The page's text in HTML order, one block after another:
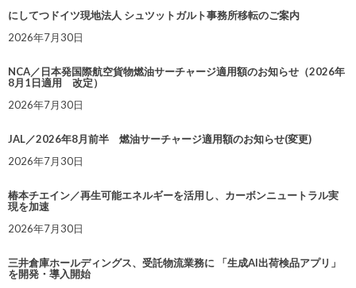
にしてつドイツ現地法人 シュツットガルト事務所移転のご案内
2026年7月30日
NCA／日本発国際航空貨物燃油サーチャージ適用額のお知らせ（2026年
8月1日適用 改定）
2026年7月30日
JAL／2026年8月前半 燃油サーチャージ適用額のお知らせ(変更)
2026年7月30日
椿本チエイン／再生可能エネルギーを活用し、カーボンニュートラル実
現を加速
2026年7月30日
三井倉庫ホールディングス、受託物流業務に 「生成AI出荷検品アプリ」
を開発・導入開始